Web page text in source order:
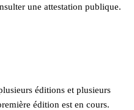
une attestation publique.
éditions et plusieurs
édition est en cours.